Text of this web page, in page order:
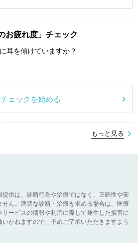
お疲れ度」チェック
耳を傾けていますか？
ェックを始める
もっと見る
供は、診断行為や治療ではなく、正確性や安
ん。適切な診断・治療を求める場合は、医療
ービスの情報や利用に際して発生した損害に
かねますので、予めご了承いただきますよう